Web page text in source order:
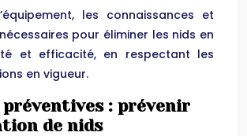
les connaissances et
pour éliminer les nids en
et efficacité, en respectant les
en vigueur.
préventives : prévenir
de nids